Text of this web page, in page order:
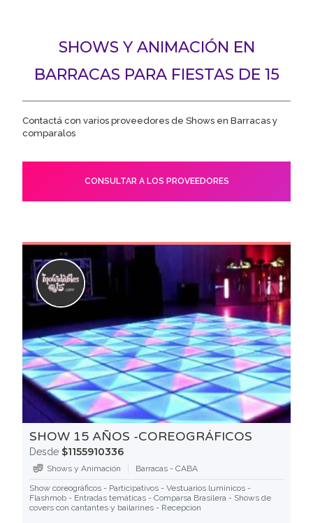
SHOWS Y ANIMACIÓN EN
BARRACAS PARA FIESTAS DE 15
Contactá con varios proveedores de Shows en Barracas y
comparalos
CONSULTAR A LOS PROVEEDORES
SHOW 15 AÑOS -COREOGRÁFICOS
Desde $1155910336
Shows y Animación
Barracas - CABA
Show coreográficos - Participativos - Vestuarios lumínicos -
Flashmob - Entradas temáticas - Comparsa Brasilera - Shows de
covers con cantantes y bailarines - Recepcion